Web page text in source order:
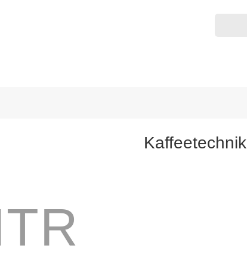
Kaffeetechnik